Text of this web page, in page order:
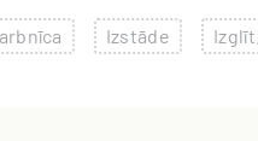
Izstāde